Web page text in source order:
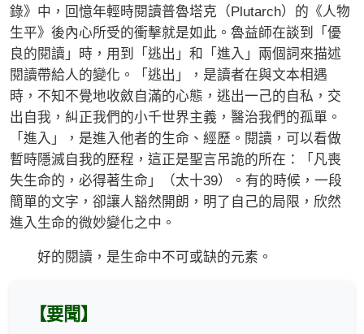
錄》中，回憶年輕時閱讀普魯塔克（Plutarch）的《人物
生平》後內心所受的衝擊就是如此。魯益師在談到「優
良的閱讀」時，用到「逃出」和「進入」兩個詞來描述
閱讀帶給人的變化。「逃出」，是讀者在與文本相遇
時，不知不覺地收斂自滿的心態，逃出一己的自私，交
出自我，糾正我們的小千世界主義，醫治我們的孤單。
「進入」，是進入他者的生命、經歷。閱讀，可以看做
暫時隱滅自我的歷程，這正是聖言吊詭的所在：「凡喪
失生命的，必得著生命」（太十39）。有的時候，一段
簡單的文字，卻讓人豁然開朗，明了自己的局限，欣然
進入生命的微妙變化之中。
好的閱讀，是生命中不可或缺的元素。
【要聞】